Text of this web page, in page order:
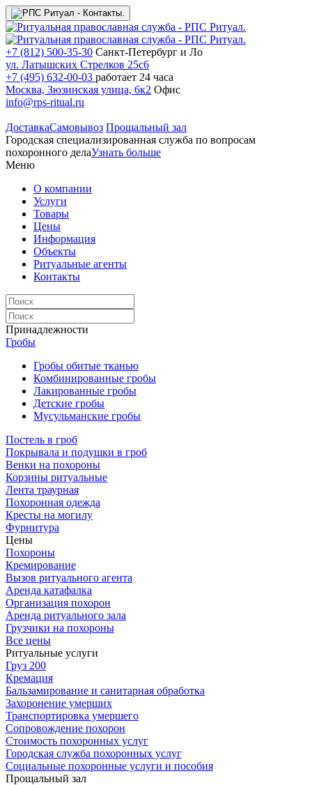
+7 (812) 500-35-30 Санкт-Петербург и Ло
ул. Латышских Стрелков 25с6
+7 (495) 632-00-03 работает 24 часа
Москва, Зюзинская улица, 6к2 Офис
info@rps-ritual.ru
ДоставкаСамовывоз Прощальный зал
Городская специализированная служба по вопросам
похоронного делаУзнать больше
Меню
О компании
Услуги
Товары
Цены
Информация
Объекты
Ритуальные агенты
Контакты
Принадлежности
Гробы
Гробы обитые тканью
Комбинированные гробы
Лакированные гробы
Детские гробы
Мусульманские гробы
Постель в гроб
Покрывала и подушки в гроб
Венки на похороны
Корзины ритуальные
Лента траурная
Похоронная одежда
Кресты на могилу
Фурнитура
Цены
Похороны
Кремирование
Вызов ритуального агента
Аренда катафалка
Организация похорон
Аренда ритуального зала
Грузчики на похороны
Все цены
Ритуальные услуги
Груз 200
Кремация
Бальзамирование и санитарная обработка
Захоронение умерших
Транспортировка умершего
Сопровождение похорон
Стоимость похоронных услуг
Городская служба похоронных услуг
Социальные похоронные услуги и пособия
Прощальный зал